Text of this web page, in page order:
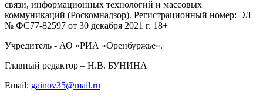
связи, информационных технологий и массовых
коммуникаций (Роскомнадзор). Регистрационный номер: ЭЛ
№ ФС77-82597 от 30 декабря 2021 г. 18+
Учредитель - АО «РИА «Оренбуржье».
Главный редактор – Н.В. БУНИНА
Email: gainov35@mail.ru